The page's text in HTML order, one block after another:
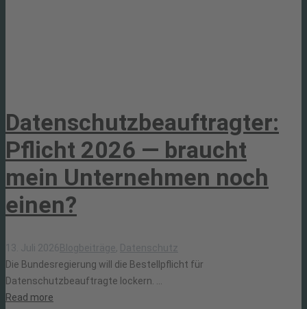
Datenschutzbeauftragter:
Pflicht 2026 — braucht
mein Unternehmen noch
einen?
13. Juli 2026 Blogbeiträge, Datenschutz
Die Bundesregierung will die Bestellpflicht für
Datenschutzbeauftragte lockern. ...
Read more